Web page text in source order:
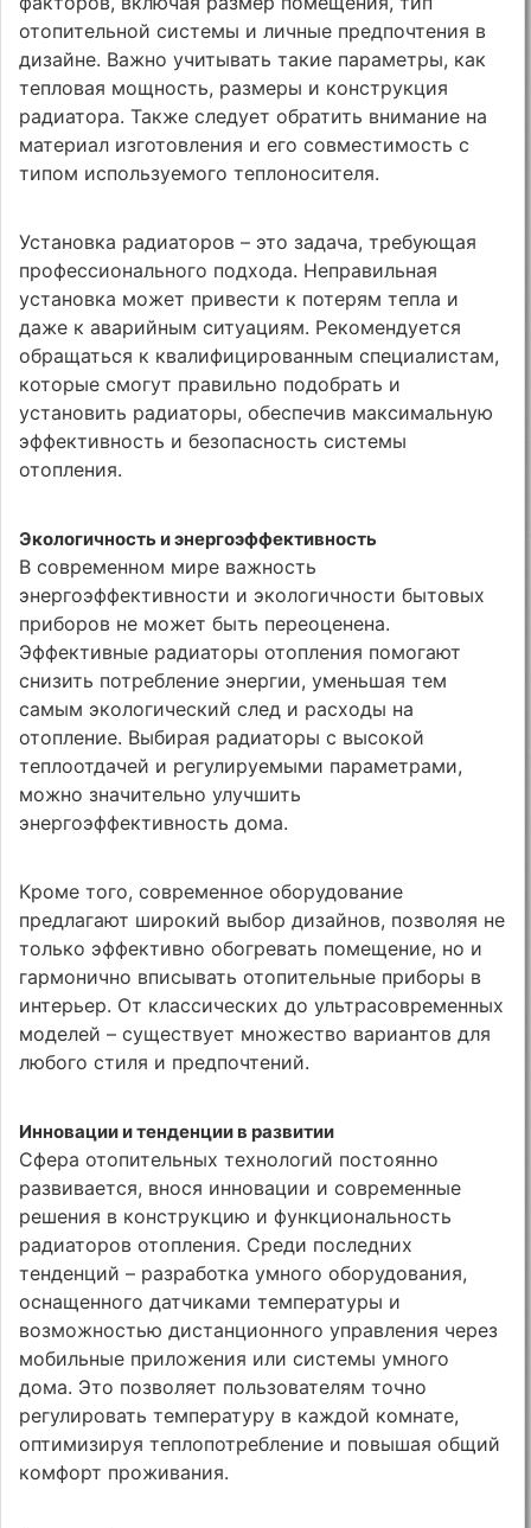
отопительной системы и личные предпочтения в
дизайне. Важно учитывать такие параметры, как
тепловая мощность, размеры и конструкция
радиатора. Также следует обратить внимание на
материал изготовления и его совместимость с
типом используемого теплоносителя.
Установка радиаторов – это задача, требующая
профессионального подхода. Неправильная
установка может привести к потерям тепла и
даже к аварийным ситуациям. Рекомендуется
обращаться к квалифицированным специалистам,
которые смогут правильно подобрать и
установить радиаторы, обеспечив максимальную
эффективность и безопасность системы
отопления.
Экологичность и энергоэффективность
В современном мире важность
энергоэффективности и экологичности бытовых
приборов не может быть переоценена.
Эффективные радиаторы отопления помогают
снизить потребление энергии, уменьшая тем
самым экологический след и расходы на
отопление. Выбирая радиаторы с высокой
теплоотдачей и регулируемыми параметрами,
можно значительно улучшить
энергоэффективность дома.
Кроме того, современное оборудование
предлагают широкий выбор дизайнов, позволяя не
только эффективно обогревать помещение, но и
гармонично вписывать отопительные приборы в
интерьер. От классических до ультрасовременных
моделей – существует множество вариантов для
любого стиля и предпочтений.
Инновации и тенденции в развитии
Сфера отопительных технологий постоянно
развивается, внося инновации и современные
решения в конструкцию и функциональность
радиаторов отопления. Среди последних
тенденций – разработка умного оборудования,
оснащенного датчиками температуры и
возможностью дистанционного управления через
мобильные приложения или системы умного
дома. Это позволяет пользователям точно
регулировать температуру в каждой комнате,
оптимизируя теплопотребление и повышая общий
комфорт проживания.